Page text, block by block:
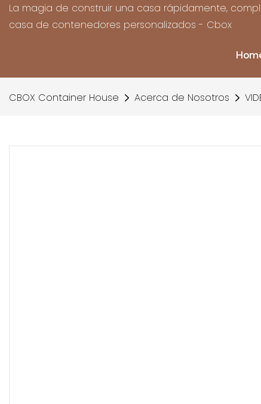
La magia de construir una casa rápidamente,
casa de contenedores personalizados - Cbox
CBOX Container House Acerca de Nosotros